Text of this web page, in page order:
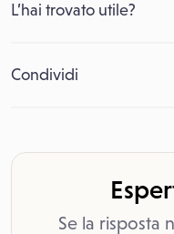
L’hai trovato utile?
Condividi
Se la risposta